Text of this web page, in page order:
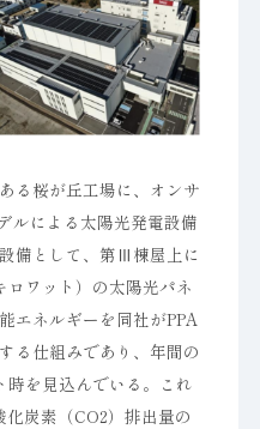
る桜が丘工場に、オンサ
ルによる太陽光発電設備
備として、第Ⅲ棟屋上に
ロワット）の太陽光パネ
エネルギーを同社がPPA
る仕組みであり、年間の
時を見込んでいる。これ
炭素（CO2）排出量の